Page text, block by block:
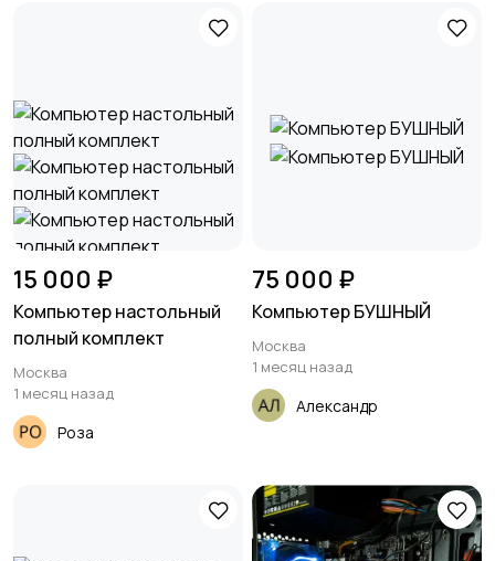
15 000 ₽
Компьютер настольный
полный комплект
Москва
1 месяц назад
Роза
75 000 ₽
Компьютер БУШНЫЙ
Москва
1 месяц назад
Александр